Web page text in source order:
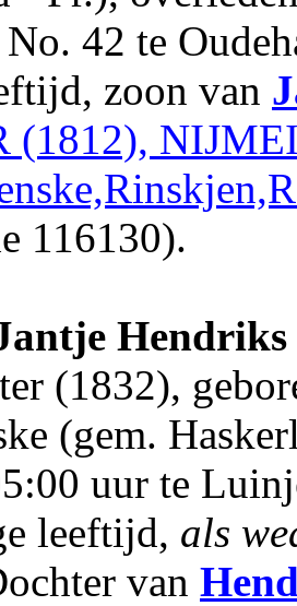
42 te
zoon van
(1812),
116130).
Hendriks
(1832),
(gem.
uur te
leeftijd, als
van